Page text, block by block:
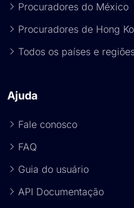
Procuradores do México
Procuradores de Hong
Todos os países e
Ajuda
Fale conosco
FAQ
Guia do usuário
API Documentação